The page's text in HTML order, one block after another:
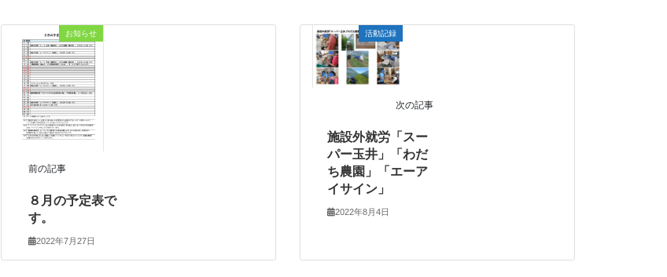
お知らせ
前の記事
８月の予定表で
す。
2022年7月27日
活動記録
次の記事
施設外就労「スー
パー玉井」「わだ
ち農園」「エーア
イサイン」
2022年8月4日